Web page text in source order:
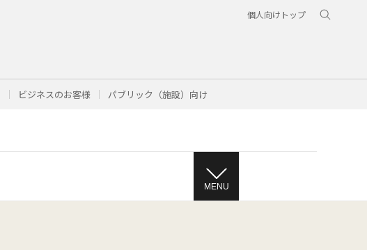
個人向けトップ
ビジネスのお客様 パブリック（施設）向け
MENU